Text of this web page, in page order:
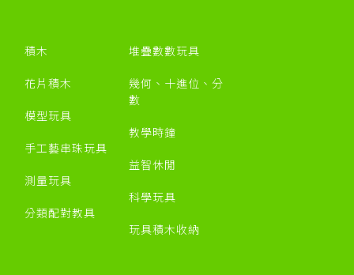
積木
花片積木
模型玩具
手工藝串珠玩具
測量玩具
分類配對教具
堆疊數數玩具
幾何、十進位、分
數
教學時鐘
益智休閒
科學玩具
玩具積木收納